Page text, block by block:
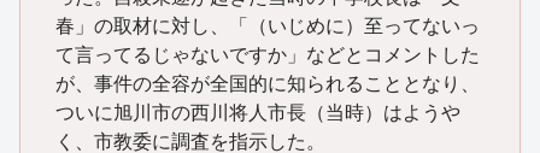
春」の取材に対し、「（いじめに）至ってないっ
て言ってるじゃないですか」などとコメントした
が、事件の全容が全国的に知られることとなり、
ついに旭川市の西川将人市長（当時）はようや
く、市教委に調査を指示した。